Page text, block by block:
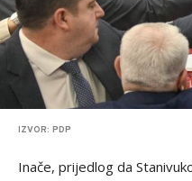
IZVOR: PDP
Inače, prijedlog da